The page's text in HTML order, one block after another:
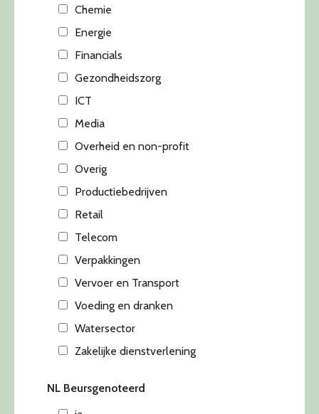
Chemie
Energie
Financials
Gezondheidszorg
ICT
Media
Overheid en non-profit
Overig
Productiebedrijven
Retail
Telecom
Verpakkingen
Vervoer en Transport
Voeding en dranken
Watersector
Zakelijke dienstverlening
NL Beursgenoteerd